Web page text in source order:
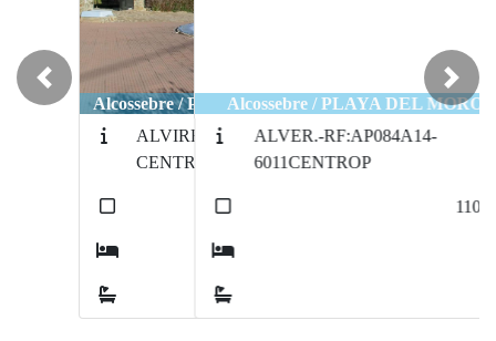
Alcossebre / PLAYA DEL MORO
ALVER.-RF:AP084A14-
6011CENTROP
Previous Next